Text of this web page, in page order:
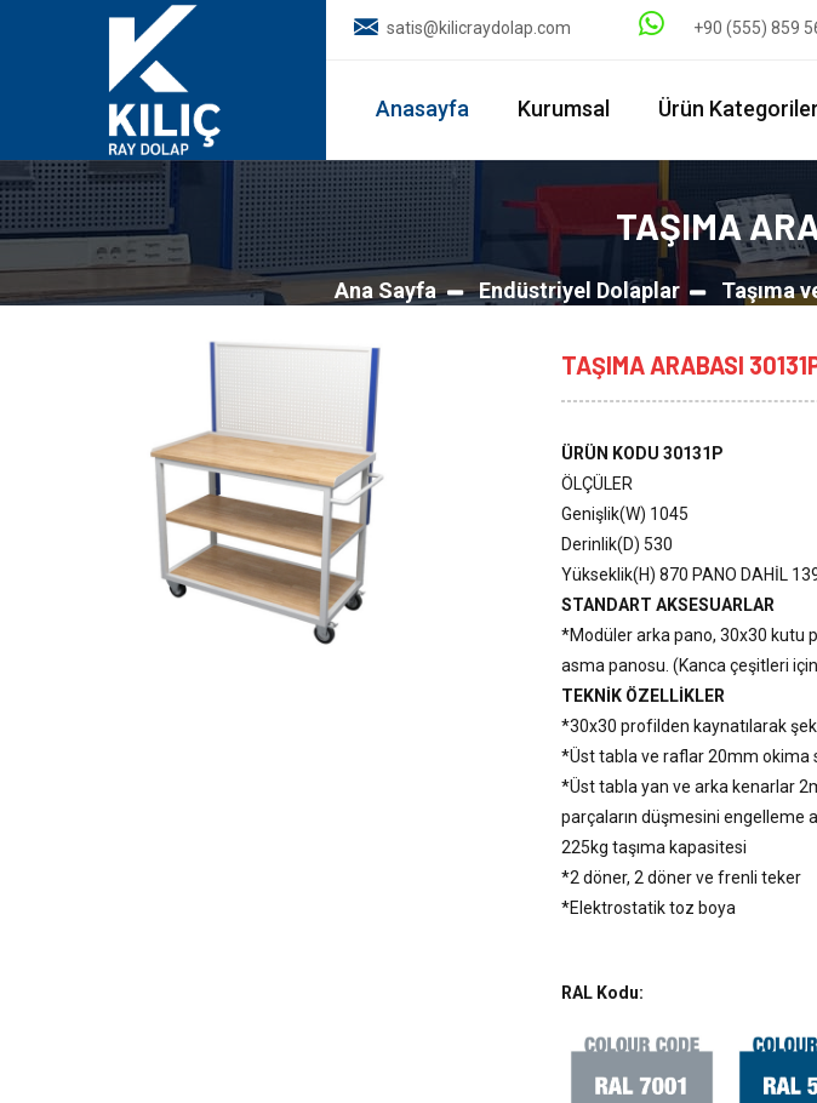
satis@kilicraydolap.com +90 (555) 859
Anasayfa Kurumsal Ürün
TAŞIMA
Ana Sayfa Endüstriyel Dolaplar Taşıma
TAŞIMA ARABASI
ÜRÜN KODU 30131P
ÖLÇÜLER
Genişlik(W) 1045
Derinlik(D) 530
Yükseklik(H) 870 PANO DAHİL
STANDART AKSESUARLAR
*Modüler arka pano, 30x30 kutu
asma panosu. (Kanca çeşitleri
TEKNİK ÖZELLİKLER
*30x30 profilden kaynatılarak
*Üst tabla ve raflar 20mm okima
*Üst tabla yan ve arka kenarlar
parçaların düşmesini engelleme
225kg taşıma kapasitesi
*2 döner, 2 döner ve frenli teker
*Elektrostatik toz boya
RAL Kodu: